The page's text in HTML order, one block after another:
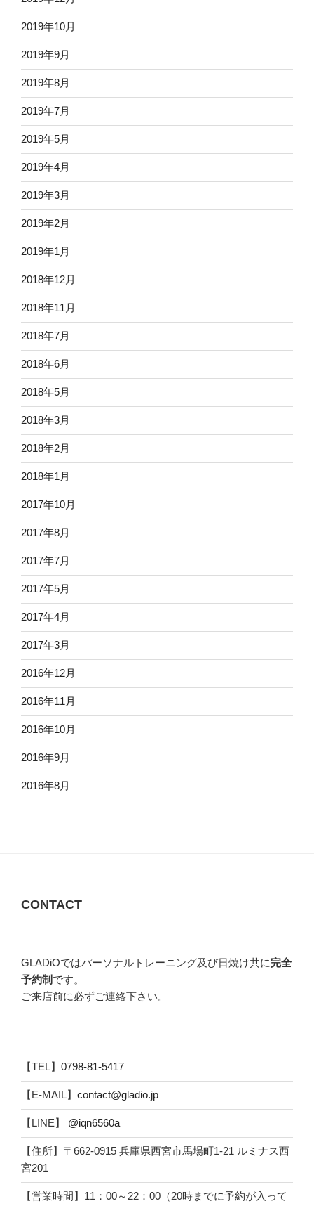
2019年10月
2019年9月
2019年8月
2019年7月
2019年5月
2019年4月
2019年3月
2019年2月
2019年1月
2018年12月
2018年11月
2018年7月
2018年6月
2018年5月
2018年3月
2018年2月
2018年1月
2017年10月
2017年8月
2017年7月
2017年5月
2017年4月
2017年3月
2016年12月
2016年11月
2016年10月
2016年9月
2016年8月
CONTACT
GLADiOではパーソナルトレーニング及び日焼け共に完全
予約制 です。
ご来店前に必ずご連絡下さい。
【TEL】 0798-81-5417
【E-MAIL】 contact@gladio.jp
【LINE】 @iqn6560a
【住所】〒662-0915 兵庫県西宮市馬場町1-21 ルミナス西
宮201
【営業時間】11：00～22：00（20時までに予約が入って